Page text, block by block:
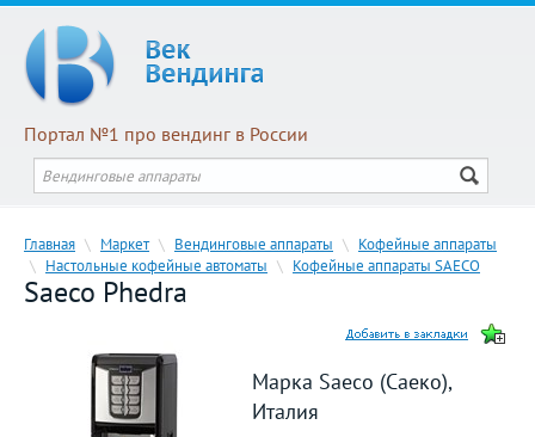
Портал №1 про вендинг в России
Главная \ Маркет \ Вендинговые аппараты \ Кофейные аппараты
\ Настольные кофейные автоматы \ Кофейные аппараты SAECO
Saeco Phedra
Марка Saeco (Саеко),
Италия